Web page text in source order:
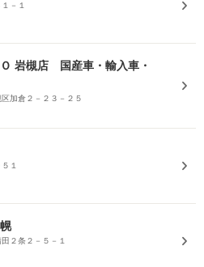
－１
岩槻店 国産車・輸入車・
加倉２－２３－２５
１
２条２－５－１